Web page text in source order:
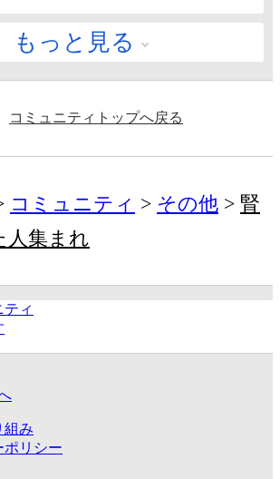
もっと見る
コミュニティトップへ戻る
コミュニティ その他
腎
人集まれ
ィ
組み
ポリシー